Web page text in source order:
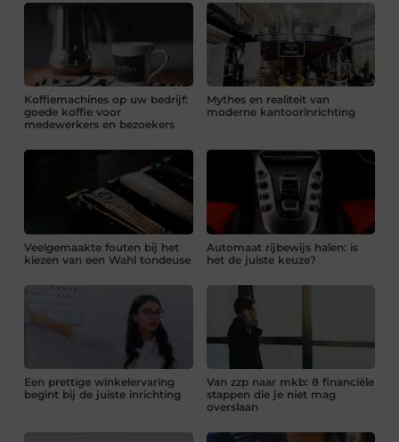
Koffiemachines op uw bedrijf:
goede koffie voor
medewerkers en bezoekers
Mythes en realiteit van
moderne kantoorinrichting
Veelgemaakte fouten bij het
kiezen van een Wahl tondeuse
Automaat rijbewijs halen: is
het de juiste keuze?
Een prettige winkelervaring
begint bij de juiste inrichting
Van zzp naar mkb: 8 financiële
stappen die je niet mag
overslaan